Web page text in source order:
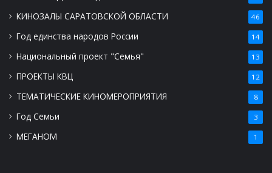
КИНОЗАЛЫ САРАТОВСКОЙ ОБЛАСТИ 46
Год единства народов России 14
Национальный проект "Семья" 13
ПРОЕКТЫ КВЦ 12
ТЕМАТИЧЕСКИЕ КИНОМЕРОПРИЯТИЯ 8
Год Семьи 3
МЕГАНОМ 1